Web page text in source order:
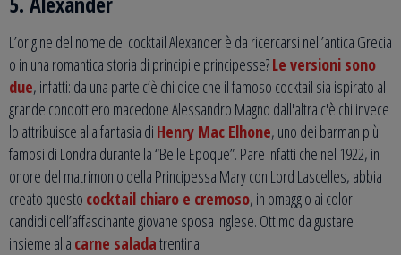
L’origine del nome del cocktail Alexander è da ricercarsi nell’antica Grecia
o in una romantica storia di principi e principesse?Le versioni sono
due, infatti: da una parte c’è chi dice che il famoso cocktail sia ispirato al
grande condottiero macedone Alessandro Magno dall'altra c'è chi invece
lo attribuisce alla fantasia di Henry Mac Elhone, uno dei barman più
famosi di Londra durante la “Belle Epoque”. Pare infatti che nel 1922, in
onore del matrimonio della Principessa Mary con Lord Lascelles, abbia
creato questo cocktail chiaro e cremoso, in omaggio ai colori
candidi dell’affascinante giovane sposa inglese. Ottimo da gustare
insieme alla carne saladatrentina.